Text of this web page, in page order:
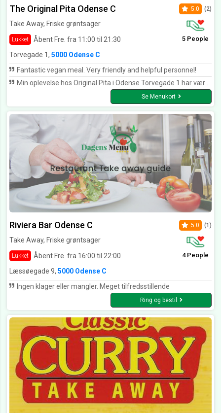
The Original Pita Odense C
Take Away, Friske grøntsager
Lukket Åbent Fre. fra 11:00 til 21:30
5.0 (2)
5 People
Torvegade 1, 5000 Odense C
Fantastic vegan meal. Very friendly and helpful personnel!
Min oplevelse hos Original Pita i Odense Torvegade 1 har været en oplevelse, som jeg længe vil mindes om. Deres marineret kylling smager fantastisk. Især deres hjemmelavet brød og dressinger.
Se Menukort
Riviera Bar Odense C
Take Away, Friske grøntsager
Lukket Åbent Fre. fra 16:00 til 22:00
5.0 (1)
4 People
Læssøegade 9, 5000 Odense C
Ingen klager eller mangler. Meget tilfredsstillende
Ring og bestil